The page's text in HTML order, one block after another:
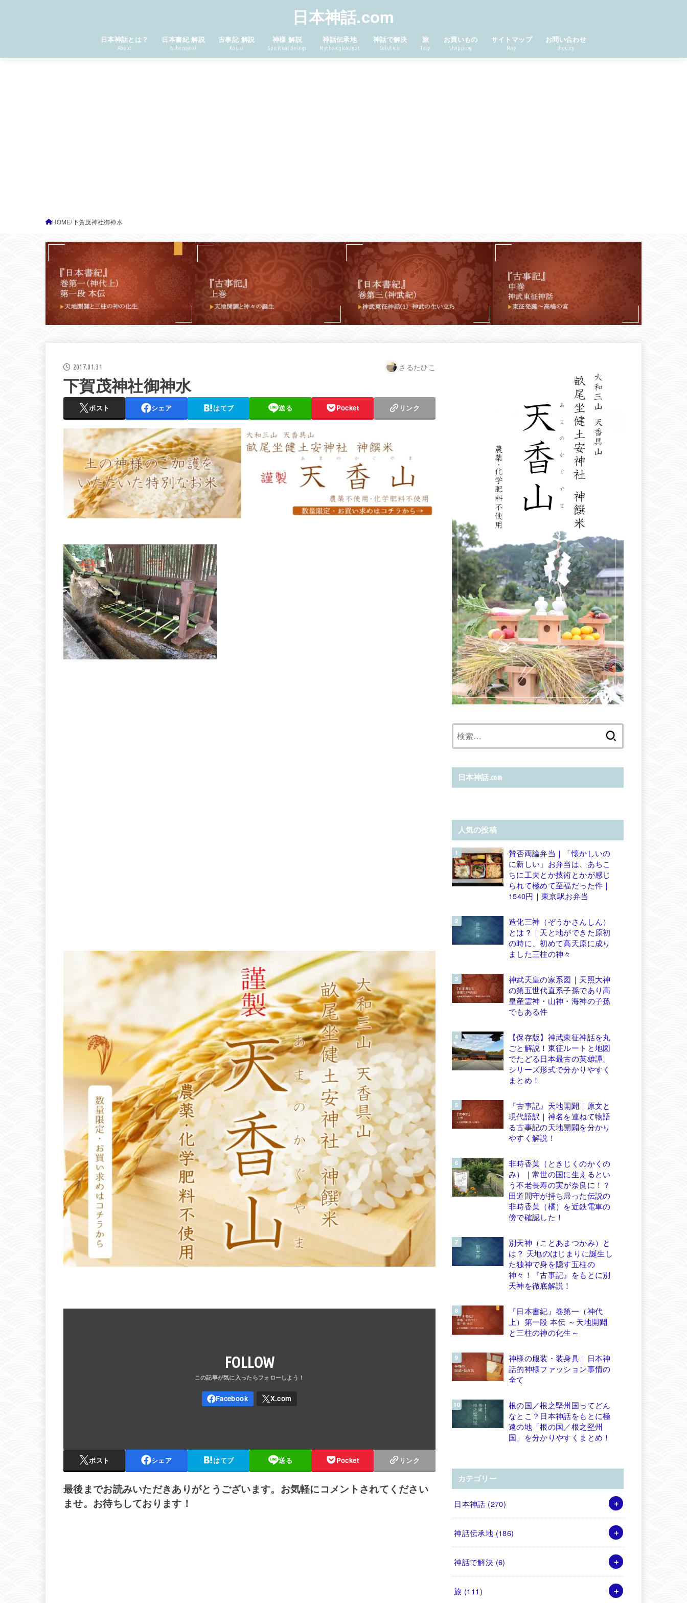
日本神話.com
日本神話とは？
About
日本書紀 解説
Nihonsyoki
古事記 解説
Kojiki
神様 解説
Spiritual beings
神話伝承地
Mythologicalspot
神話で解決
Solution
旅
Trip
お買いもの
Shopping
サイトマップ
Map
お問い合わせ
Inquiry
HOME 下賀茂神社御神水
2017.01.31 さるたひこ
下賀茂神社御神水
ポスト シェア はてブ 送る Pocket リンク
FOLLOW
ポスト シェア はてブ 送る Pocket リンク
最後までお読みいただきありがとうございます。お気軽にコメントされてください
ませ。お待ちしております！
日本神話.com
人気の投稿
賛否両論弁当｜「懐かしいの
に新しい」お弁当は、あちこ
ちに工夫とか技術とかが感じ
られて極めて至福だった件｜
1540円｜東京駅お弁当
造化三神（ぞうかさんしん）
とは？｜天と地ができた原初
の時に、初めて高天原に成り
ました三柱の神々
神武天皇の家系図｜天照大神
の第五世代直系子孫であり高
皇産霊神・山神・海神の子孫
でもある件
【保存版】神武東征神話を丸
ごと解説！東征ルートと地図
でたどる日本最古の英雄譚。
シリーズ形式で分かりやすく
まとめ！
『古事記』天地開闢｜原文と
現代語訳｜神名を連ねて物語
る古事記の天地開闢を分かり
やすく解説！
非時香菓（ときじくのかくの
み）｜常世の国に生えるとい
う不老長寿の実が奈良に！？
田道間守が持ち帰った伝説の
非時香菓（橘）を近鉄電車の
傍で確認した！
別天神（ことあまつかみ）と
は？ 天地のはじまりに誕生し
た独神で身を隠す五柱の
神々！『古事記』をもとに別
天神を徹底解説！
『日本書紀』巻第一（神代
上）第一段 本伝 ～天地開闢
と三柱の神の化生～
神様の服装・装身具｜日本神
話的神様ファッション事情の
全て
根の国／根之堅州国ってどん
なとこ？日本神話をもとに極
遠の地「根の国／根之堅州
国」を分かりやすくまとめ！
カテゴリー
日本神話 (270)
神話伝承地 (186)
神話で解決 (6)
旅 (111)